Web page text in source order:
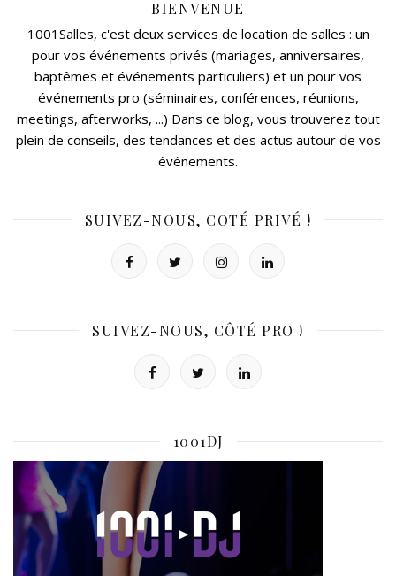
BIENVENUE
1001Salles, c'est deux services de location de salles : un
pour vos événements privés (mariages, anniversaires,
baptêmes et événements particuliers) et un pour vos
événements pro (séminaires, conférences, réunions,
meetings, afterworks, ...) Dans ce blog, vous trouverez tout
plein de conseils, des tendances et des actus autour de vos
événements.
SUIVEZ-NOUS, COTÉ PRIVÉ !
SUIVEZ-NOUS, CÔTÉ PRO !
1001DJ